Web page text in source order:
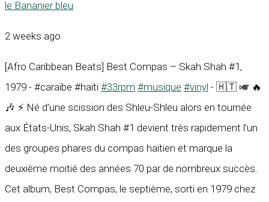
le Bananier bleu
2 weeks ago
[Afro Caribbean Beats] Best Compas – Skah Shah #1,
1979 - #caraïbe #haïti #33rpm #musique #vinyl - 🇭🇹 🎺 🔥
🎶 ⚡ Né d’une scission des Shleu-Shleu alors en tournée
aux États-Unis, Skah Shah #1 devient très rapidement l’un
des groupes phares du compas haïtien et marque la
deuxième moitié des années 70 par de nombreux succès.
Cet album, Best Compas, le septième, sorti en 1979 chez